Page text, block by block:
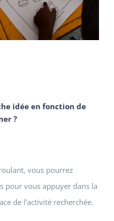
idée en fonction de
?
vous pourrez
pour vous appuyer dans la
de l’activité recherchée.